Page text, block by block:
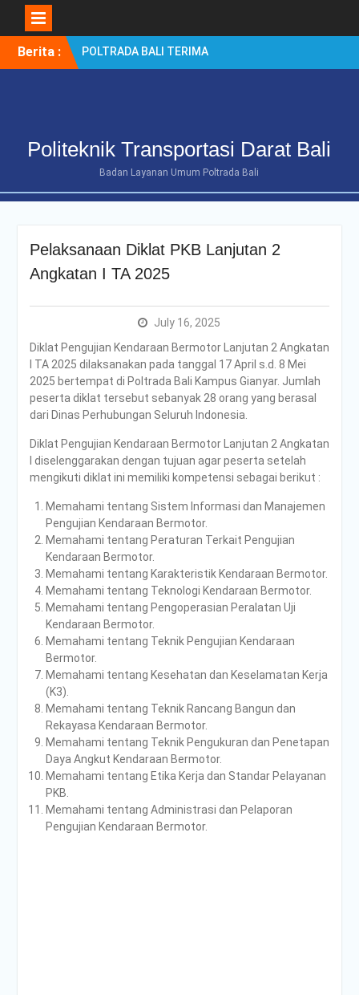
Berita :
POLTRADA BALI TERIMA
KUNJUNGAN
INTEGRITAS
POLTRADA BALI
RE-AKREDITASI MELALUI
MANAJEMEN
TRANSPORTASI JALAN
Selenggarakan General
Lecture “The Future
Wawasan Smart Mobility
dan Smart Logistics
Poltrada Bali Bagikan
Praktik Baik Pembangunan
Zona Integritas dalam
Sharing Session Persiapan
Seleksi Wawancara
WBK/WBBM
BERINTEGRITAS,
POLTRADA BALI BERBAGI
PENGALAMAN MERAIH
WBK DAN WBBM
Unit Kesehatan Poltrada
Bali Memberikan
Penyuluhan P4GN kepada
Mahasiswa/i Tingkat I
PENDAMPINGAN
IDENTIFIKASI RISIKO DAN
PELAKSANAAN
TRIWULAN II TAHUN 2026
Poltrada Bali
Melaksanakan Review I
Dokumen Re-Akreditasi
Program Studi Diploma III
Jalan
Poltrada Bali Gelar Kuliah
Politeknik Transportasi Darat Bali
Badan Layanan Umum Poltrada Bali
Pelaksanaan Diklat PKB Lanjutan 2
Angkatan I TA 2025
July 16, 2025
Diklat Pengujian Kendaraan Bermotor Lanjutan 2 Angkatan
I TA 2025 dilaksanakan pada tanggal 17 April s.d. 8 Mei
2025 bertempat di Poltrada Bali Kampus Gianyar. Jumlah
peserta diklat tersebut sebanyak 28 orang yang berasal
dari Dinas Perhubungan Seluruh Indonesia.
Diklat Pengujian Kendaraan Bermotor Lanjutan 2 Angkatan
I diselenggarakan dengan tujuan agar peserta setelah
mengikuti diklat ini memiliki kompetensi sebagai berikut :
Memahami tentang Sistem Informasi dan Manajemen
Pengujian Kendaraan Bermotor.
Memahami tentang Peraturan Terkait Pengujian
Kendaraan Bermotor.
Memahami tentang Karakteristik Kendaraan Bermotor.
Memahami tentang Teknologi Kendaraan Bermotor.
Memahami tentang Pengoperasian Peralatan Uji
Kendaraan Bermotor.
Memahami tentang Teknik Pengujian Kendaraan
Bermotor.
Memahami tentang Kesehatan dan Keselamatan Kerja
(K3).
Memahami tentang Teknik Rancang Bangun dan
Rekayasa Kendaraan Bermotor.
Memahami tentang Teknik Pengukuran dan Penetapan
Daya Angkut Kendaraan Bermotor.
Memahami tentang Etika Kerja dan Standar Pelayanan
PKB.
Memahami tentang Administrasi dan Pelaporan
Pengujian Kendaraan Bermotor.